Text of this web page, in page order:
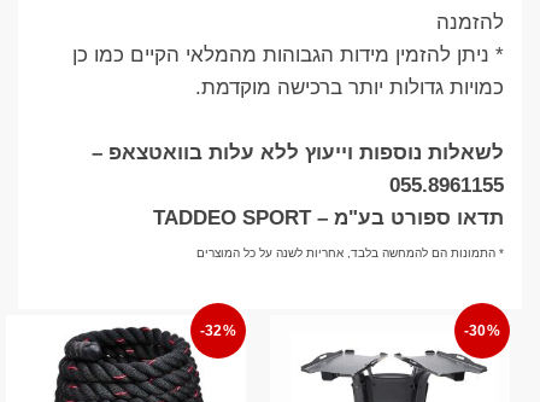
להזמנה
* ניתן להזמין מידות הגבוהות מהמלאי הקיים כמו כן
כמויות גדולות יותר ברכישה מוקדמת.
לשאלות נוספות וייעוץ ללא עלות בוואטצאפ –
055.8961155
תדאו ספורט בע"מ – TADDEO SPORT
* התמונות הם להמחשה בלבד, אחריות לשנה על כל המוצרים
-30%
-32%